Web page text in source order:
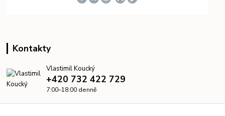
Kontakty
Vlastimil Koucký
+420 732 422 729
7:00–18:00 denně